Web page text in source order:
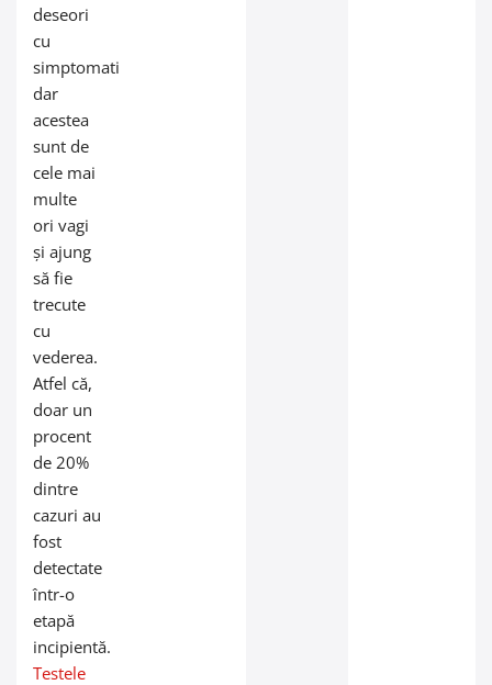
deseori
cu
simptomatic,
dar
acestea
sunt de
cele mai
multe
ori vagi
și ajung
să fie
trecute
cu
vederea.
Atfel că,
doar un
procent
de 20%
dintre
cazuri au
fost
detectate
într-o
etapă
incipientă.
Testele